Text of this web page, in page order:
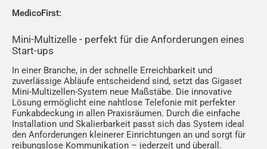
MedicoFirst:
Mini-Multizelle - perfekt für die Anforderungen eines
Start-ups
In einer Branche, in der schnelle Erreichbarkeit und
zuverlässige Abläufe entscheidend sind, setzt das Gigaset
Mini-Multizellen-System neue Maßstäbe. Die innovative
Lösung ermöglicht eine nahtlose Telefonie mit perfekter
Funkabdeckung in allen Praxisräumen. Durch die einfache
Installation und Skalierbarkeit passt sich das System ideal
den Anforderungen kleinerer Einrichtungen an und sorgt für
reibungslose Kommunikation – jederzeit und überall.